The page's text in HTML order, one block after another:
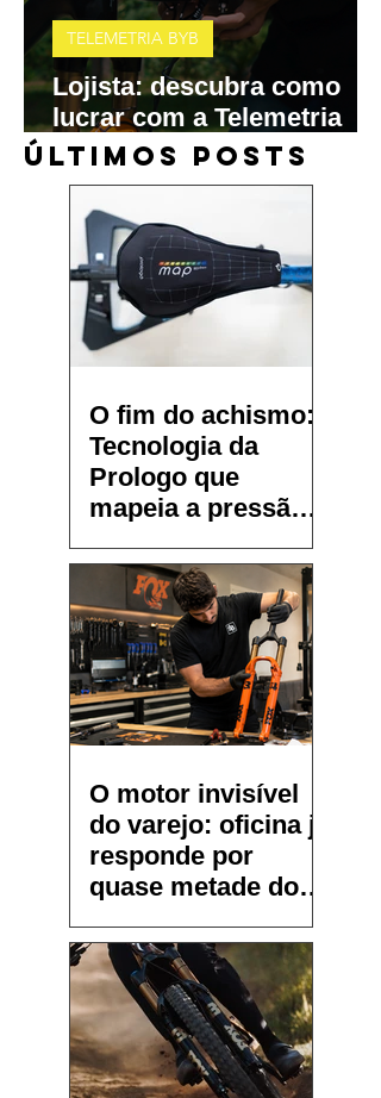
Lojista: descubra como
lucrar com a Telemetria
BYB
TELEMETRIA BYB
​ÚLTIMOS POSTS
O fim do achismo:
Tecnologia da
Prologo que
mapeia a pressão
Brasil
O motor invisível
do varejo: oficina já
responde por
quase metade do
pequenos bike
shops